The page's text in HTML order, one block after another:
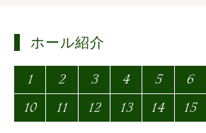
ホール紹介
1 2 3 4 5 6
10
11 12 13 14 15